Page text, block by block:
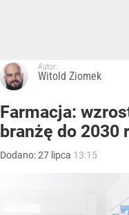
Autor:
Witold Ziomek
Farmacja:
branżę do 2030
Dodano:27 lipca 13:15